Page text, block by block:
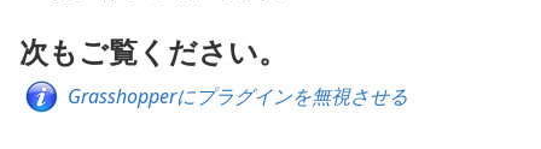
次もご覧ください。
Grasshopperにプラグインを無視させる